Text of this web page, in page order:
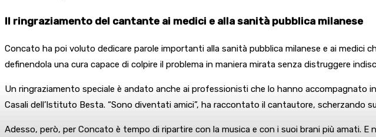
Il ringraziamento del cantante ai medici e alla sanità pubblica milanese
Concato ha poi voluto dedicare parole importanti alla sanità pubblica milanese e ai medici
definendola una cura capace di colpire il problema in maniera mirata senza distruggere
Un ringraziamento speciale è andato anche ai professionisti che lo hanno accompagnato
Casali dell’Istituto Besta. “Sono diventati amici”, ha raccontato il cantautore, scherzando
Adesso, però, per Concato è tempo di ripartire con la musica e con i suoi brani più